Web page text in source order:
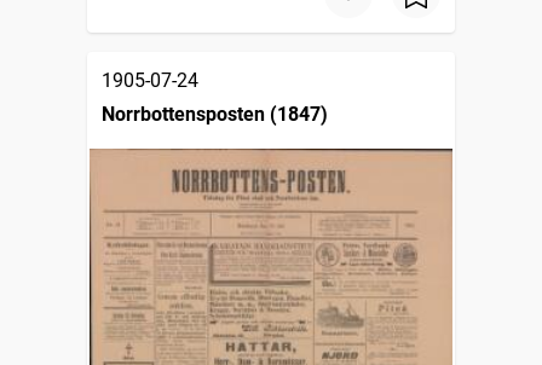
1905-07-24
Norrbottensposten (1847)